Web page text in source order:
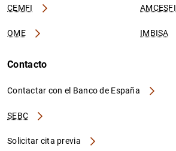
CEMFI AMCESFI
OME IMBISA
Contacto
Contactar con el Banco de España
SEBC
Solicitar cita previa